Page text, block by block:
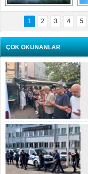
Bursa'dan
büyüleyen
fotoğraflar
1 2 3 4 5
ÇOK OKUNANLAR